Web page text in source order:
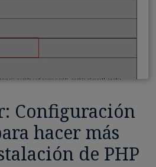
Configuración
hacer más
de PHP